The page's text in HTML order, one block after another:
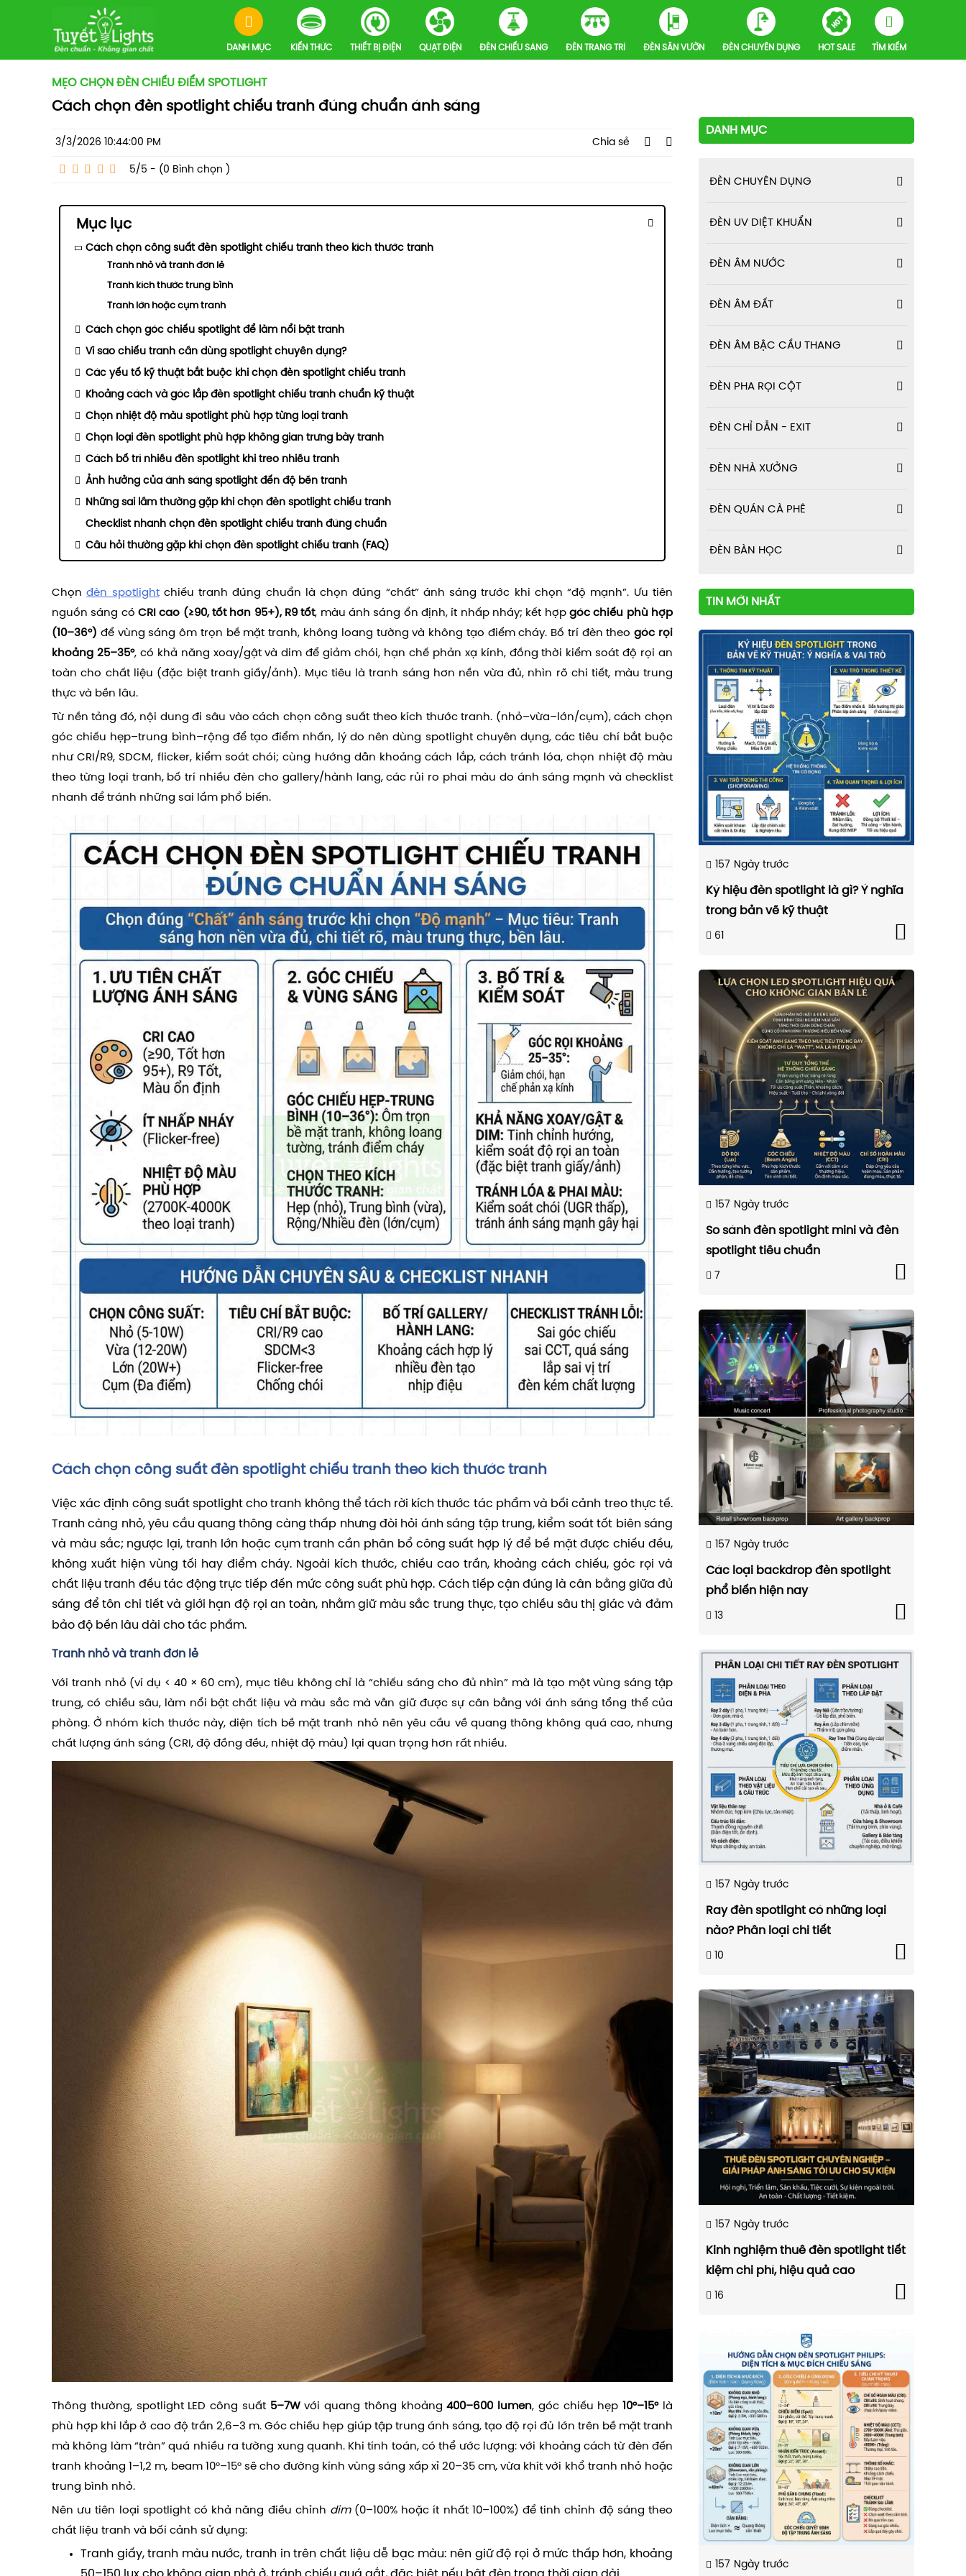
DANH MỤC KIẾN THỨC THIẾT BỊ ĐIỆN QUẠT ĐIỆN ĐÈN CHIẾU SÁNG ĐÈN TRANG TRÍ ĐÈN SÂN VƯỜN ĐÈN CHUYÊN DỤNG HOT SALE TÌM KIẾM
MẸO CHỌN ĐÈN CHIẾU ĐIỂM SPOTLIGHT
Cách chọn đèn spotlight chiếu tranh đúng chuẩn ánh sáng
3/3/2026 10:44:00 PM Chia sẻ
5/5 - (0 Bình chọn )
Mục lục
Cách chọn công suất đèn spotlight chiếu tranh theo kích thước tranh
Tranh nhỏ và tranh đơn lẻ
Tranh kích thước trung bình
Tranh lớn hoặc cụm tranh
Cách chọn góc chiếu spotlight để làm nổi bật tranh
Vì sao chiếu tranh cần dùng spotlight chuyên dụng?
Các yếu tố kỹ thuật bắt buộc khi chọn đèn spotlight chiếu tranh
Khoảng cách và góc lắp đèn spotlight chiếu tranh chuẩn kỹ thuật
Chọn nhiệt độ màu spotlight phù hợp từng loại tranh
Chọn loại đèn spotlight phù hợp không gian trưng bày tranh
Cách bố trí nhiều đèn spotlight khi treo nhiều tranh
Ảnh hưởng của ánh sáng spotlight đến độ bền tranh
Những sai lầm thường gặp khi chọn đèn spotlight chiếu tranh
Checklist nhanh chọn đèn spotlight chiếu tranh đúng chuẩn
Câu hỏi thường gặp khi chọn đèn spotlight chiếu tranh (FAQ)
Chọnđèn spotlightchiếu tranh đúng chuẩn là chọn đúng “chất” ánh sáng trước khi chọn “độ mạnh”. Ưu tiên
nguồn sáng có CRI cao (≥90, tốt hơn 95+), R9 tốt, màu ánh sáng ổn định, ít nhấp nháy; kết hợpgóc chiếu phù hợp
(10–36°) để vùng sáng ôm trọn bề mặt tranh, không loang tường và không tạo điểm cháy. Bố trí đèn theogóc rọi
khoảng 25–35°, có khả năng xoay/gật và dim để giảm chói, hạn chế phản xạ kính, đồng thời kiểm soát độ rọi an
toàn cho chất liệu (đặc biệt tranh giấy/ảnh). Mục tiêu là tranh sáng hơn nền vừa đủ, nhìn rõ chi tiết, màu trung
thực và bền lâu.
Từ nền tảng đó, nội dung đi sâu vào cách chọn công suất theo kích thước tranh. (nhỏ–vừa–lớn/cụm), cách chọn
góc chiếu hẹp–trung bình–rộng để tạo điểm nhấn, lý do nên dùng spotlight chuyên dụng, các tiêu chí bắt buộc
như CRI/R9, SDCM, flicker, kiểm soát chói; cùng hướng dẫn khoảng cách lắp, cách tránh lóa, chọn nhiệt độ màu
theo từng loại tranh, bố trí nhiều đèn cho gallery/hành lang, các rủi ro phai màu do ánh sáng mạnh và checklist
nhanh để tránh những sai lầm phổ biến.
Cách chọn công suất đèn spotlight chiếu tranh theo kích thước tranh
Việc xác định công suất spotlight cho tranh không thể tách rời kích thước tác phẩm và bối cảnh treo thực tế.
Tranh càng nhỏ, yêu cầu quang thông càng thấp nhưng đòi hỏi ánh sáng tập trung, kiểm soát tốt biên sáng
và màu sắc; ngược lại, tranh lớn hoặc cụm tranh cần phân bổ công suất hợp lý để bề mặt được chiếu đều,
không xuất hiện vùng tối hay điểm cháy. Ngoài kích thước, chiều cao trần, khoảng cách chiếu, góc rọi và
chất liệu tranh đều tác động trực tiếp đến mức công suất phù hợp. Cách tiếp cận đúng là cân bằng giữa đủ
sáng để tôn chi tiết và giới hạn độ rọi an toàn, nhằm giữ màu sắc trung thực, tạo chiều sâu thị giác và đảm
bảo độ bền lâu dài cho tác phẩm.
Tranh nhỏ và tranh đơn lẻ
Với tranh nhỏ (ví dụ < 40 × 60 cm), mục tiêu không chỉ là “chiếu sáng cho đủ nhìn” mà là tạo một vùng sáng tập
trung, có chiều sâu, làm nổi bật chất liệu và màu sắc mà vẫn giữ được sự cân bằng với ánh sáng tổng thể của
phòng. Ở nhóm kích thước này, diện tích bề mặt tranh nhỏ nên yêu cầu về quang thông không quá cao, nhưng
chất lượng ánh sáng (CRI, độ đồng đều, nhiệt độ màu) lại quan trọng hơn rất nhiều.
Thông thường, spotlight LED công suất 5–7Wvới quang thông khoảng400–600 lumen, góc chiếu hẹp 10°–15°là
phù hợp khi lắp ở cao độ trần 2,6–3 m. Góc chiếu hẹp giúp tập trung ánh sáng, tạo độ rọi đủ lớn trên bề mặt tranh
mà không làm “tràn” quá nhiều ra tường xung quanh. Khi tính toán, có thể ước lượng: với khoảng cách từ đèn đến
tranh khoảng 1–1,2 m, beam 10°–15° sẽ cho đường kính vùng sáng xấp xỉ 20–35 cm, vừa khít với khổ tranh nhỏ hoặc
trung bình nhỏ.
Nên ưu tiên loại spotlight có khả năng điều chỉnh dim(0–100% hoặc ít nhất 10–100%) để tinh chỉnh độ sáng theo
chất liệu tranh và bối cảnh sử dụng:
Tranh giấy, tranh màu nước, tranh in trên chất liệu dễ bạc màu: nên giữ độ rọi ở mức thấp hơn, khoảng
DANH MỤC
ĐÈN CHUYÊN DỤNG
ĐÈN UV DIỆT KHUẨN
ĐÈN ÂM NƯỚC
ĐÈN ÂM ĐẤT
ĐÈN ÂM BẬC CẦU THANG
ĐÈN PHA RỌI CỘT
ĐÈN CHỈ DẪN - EXIT
ĐÈN NHÀ XƯỞNG
ĐÈN QUÁN CÀ PHÊ
ĐÈN BÀN HỌC
TIN MỚI NHẤT
157 Ngày trước
Ký hiệu đèn spotlight là gì? Ý nghĩa
trong bản vẽ kỹ thuật
61
157 Ngày trước
So sánh đèn spotlight mini và đèn
spotlight tiêu chuẩn
7
157 Ngày trước
Các loại backdrop đèn spotlight
phổ biến hiện nay
13
157 Ngày trước
Ray đèn spotlight có những loại
nào? Phân loại chi tiết
10
157 Ngày trước
Kinh nghiệm thuê đèn spotlight tiết
kiệm chi phí, hiệu quả cao
16
157 Ngày trước